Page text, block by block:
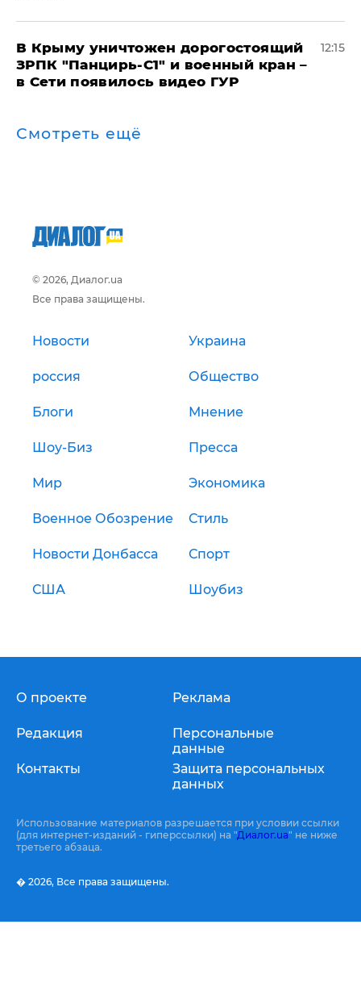
В Крыму уничтожен дорогостоящий
ЗРПК "Панцирь-С1" и военный кран –
в Сети появилось видео ГУР
12:15
Смотреть ещё
© 2026, Диалог.ua
Все права защищены.
Новости Украина
россия Общество
Блоги Мнение
Шоу-Биз Пресса
Мир Экономика
Военное Обозрение Стиль
Новости Донбасса Спорт
США Шоубиз
О проекте
Редакция
Контакты
Реклама
Персональные
данные
Защита персональных
данных
Использование материалов разрешается при условии ссылки
(для интернет-изданий - гиперссылки) на "Диалог.ua" не ниже
третьего абзаца.
� 2026, Все права защищены.